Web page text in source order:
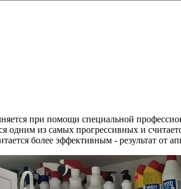
при помощи специальной
из самых прогрессивных и
более эффективным - результат от